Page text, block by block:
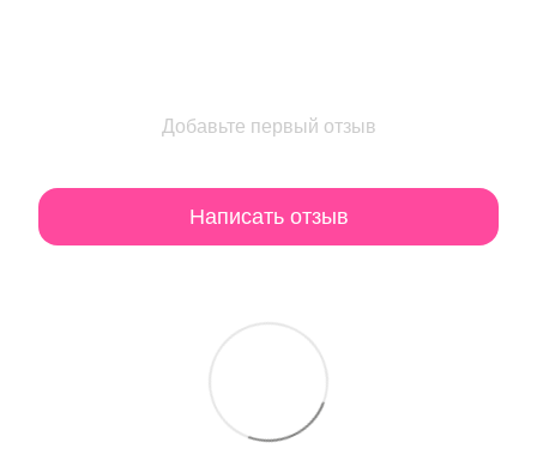
Добавьте первый отзыв
Написать отзыв